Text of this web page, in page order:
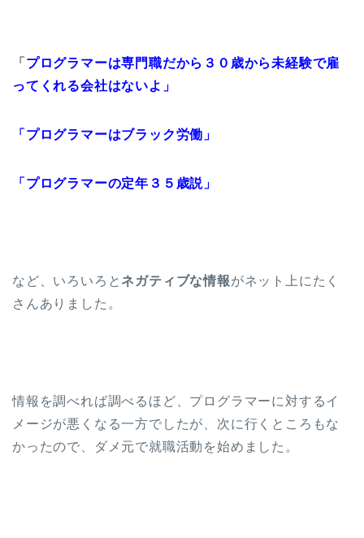
「 プログラマーは専門職だから３０歳から未経験で雇
ってくれる会社はないよ」
「プログラマーはブラック労働」
「プログラマーの定年３５歳説」
など、いろいろとネガティブな情報がネット上にたく
さんありました。
情報を調べれば調べるほど、プログラマーに対するイ
メージが悪くなる一方でしたが、次に行くところもな
かったので、ダメ元で就職活動を始めました。